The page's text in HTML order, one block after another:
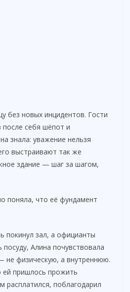
без новых инцидентов. Гости
после себя шёпот и
знала: уважение нельзя
выстраивают так же
здание — шаг за шагом,
поняла, что её фундамент
покинул зал, а официанты
Алина почувствовала
не физическую, а внутреннюю.
ей пришлось прожить
расплатился, поблагодарил